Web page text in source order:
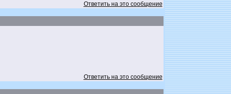
Ответить на это сообщение
Ответить на это сообщение